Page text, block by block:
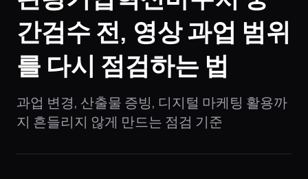
간검수 전, 영상 과업 범위
를 다시 점검하는 법
과업 변경, 산출물 증빙, 디지털 마케팅 활용까
지 흔들리지 않게 만드는 점검 기준